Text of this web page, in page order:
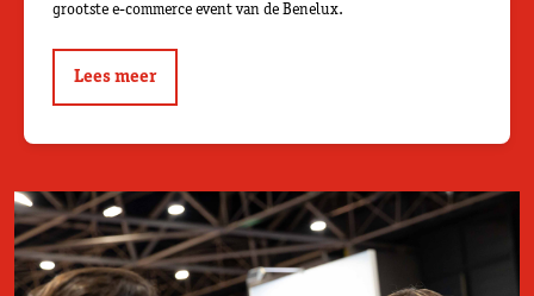
grootste e-commerce event van de Benelux.
Lees meer